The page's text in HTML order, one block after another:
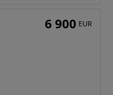
6 900 EUR